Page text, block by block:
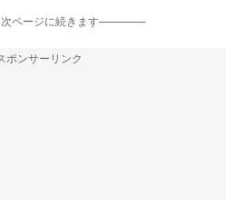
ページに続きます-----------------
ポンサーリンク